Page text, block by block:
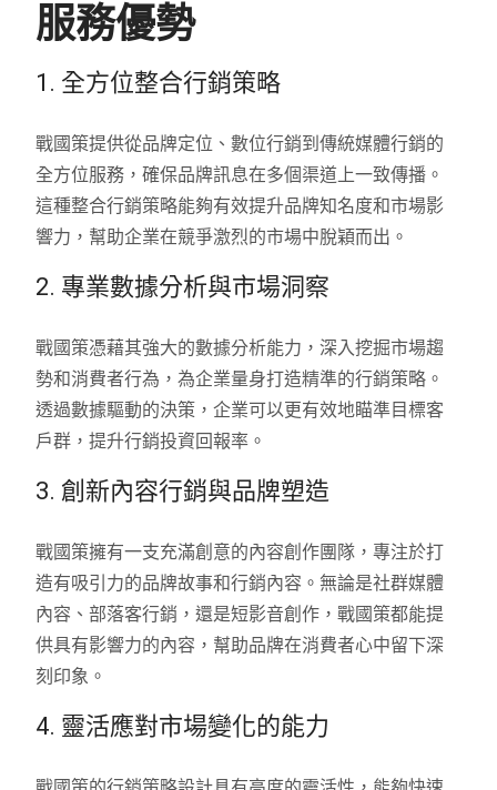
服務優勢
1. 全方位整合行銷策略
戰國策提供從品牌定位、數位行銷到傳統媒體行銷的
全方位服務，確保品牌訊息在多個渠道上一致傳播。
這種整合行銷策略能夠有效提升品牌知名度和市場影
響力，幫助企業在競爭激烈的市場中脫穎而出。
2. 專業數據分析與市場洞察
戰國策憑藉其強大的數據分析能力，深入挖掘市場趨
勢和消費者行為，為企業量身打造精準的行銷策略。
透過數據驅動的決策，企業可以更有效地瞄準目標客
戶群，提升行銷投資回報率。
3. 創新內容行銷與品牌塑造
戰國策擁有一支充滿創意的內容創作團隊，專注於打
造有吸引力的品牌故事和行銷內容。無論是社群媒體
內容、部落客行銷，還是短影音創作，戰國策都能提
供具有影響力的內容，幫助品牌在消費者心中留下深
刻印象。
4. 靈活應對市場變化的能力